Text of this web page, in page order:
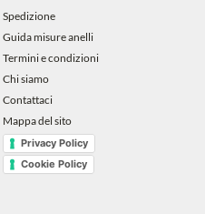
Spedizione
Guida misure anelli
Termini e condizioni
Chi siamo
Contattaci
Mappa del sito
Privacy Policy
Cookie Policy